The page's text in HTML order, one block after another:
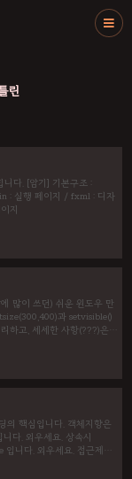
린
다. [암기] 기본구조 :
: 실행 페이지 / fxml : 디자
지
많이 쓰던) 쉬운 윈도우 만
과 setvisible()
하고, 세세한 사항(???)은
의 핵심입니다. 객체지향은
다. 외우세요. 상속시
니다. 외우세요. 접근제어
비공개 private, 우리끼